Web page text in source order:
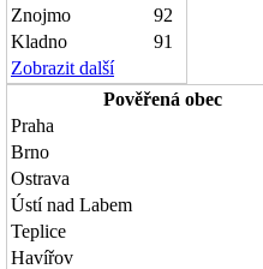
Znojmo
92
Kladno
91
Zobrazit další
Pověřená obec
Praha
Brno
Ostrava
Ústí nad Labem
Teplice
Havířov